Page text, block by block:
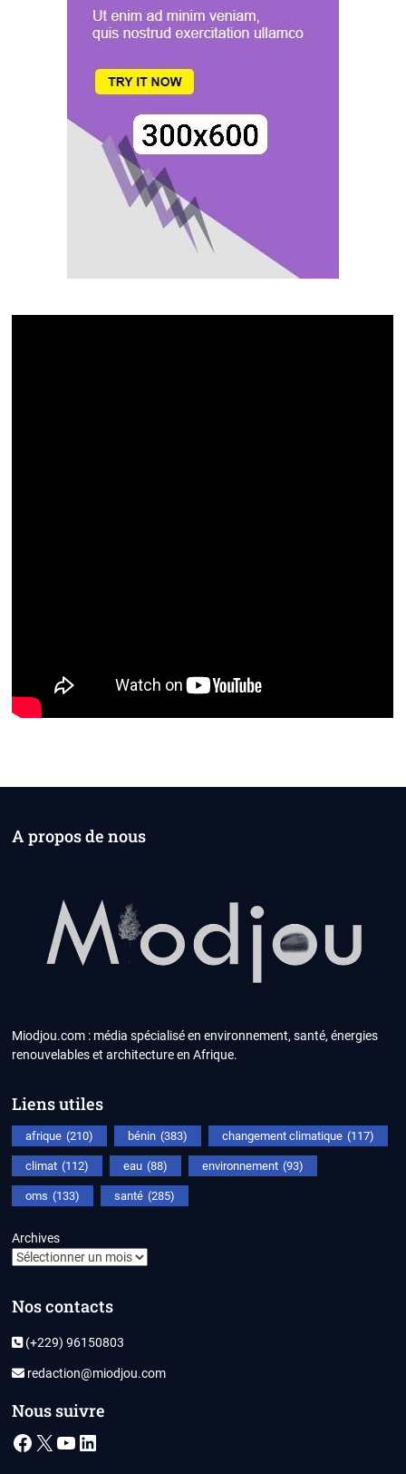
A propos de nous
Miodjou.com : média spécialisé en environnement, santé, énergies
renouvelables et architecture en Afrique.
Liens utiles
afrique (210) bénin (383) changement climatique (117)
climat (112) eau (88) environnement (93)
oms (133) santé (285)
Archives
Nos contacts
(+229) 96150803
redaction@miodjou.com
Nous suivre
Facebook
X YouTube
LinkedIn